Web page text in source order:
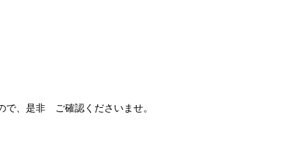
、是非 ご確認くださいませ。